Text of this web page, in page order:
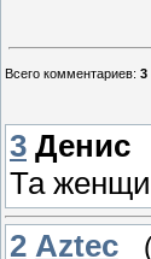
Всего комментариев: 3
3 Денис
Та
2 Aztec